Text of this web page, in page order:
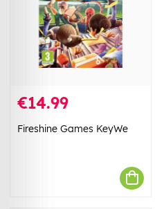
€14.99
Fireshine Games KeyWe